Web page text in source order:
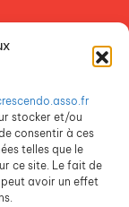
stocker et/ou
consentir à ces
telles que le
ce site. Le fait de
avoir un effet